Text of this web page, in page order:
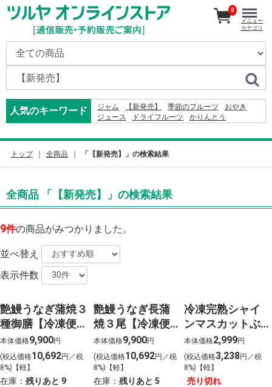
人気のキーワード ジャム 【新発売】 季節のフルーツ
おやき
ジュース
ドライフルーツ
かりんとう
オードブル
コーヒー 2027
りんごかりんとう
カレー
2024 レモン
0
メニュー
カテゴリ
トップ 全商品 「【新発売】」の検索結果
全商品 「【新発売】」の検索結果
9件の商品がみつかりました。
並べ替え
表示件数
艶鰻うなぎ蒲焼３
種御膳【冷凍便/
沖縄は別料金】
本体価格9,900円
(税込価格10,692円／税
8%)【軽】
在庫： 残りあと 9
艶鰻うなぎ長蒲
焼３尾【冷凍便/
沖縄は別料金】
本体価格9,900円
(税込価格10,692円／税
8%)【軽】
在庫： 残りあと 5
冷凍完熟シャイ
ンマスカットぶ
どう 【沖縄・
離島は除く】
本体価格2,999円
(税込価格3,238円／税
8%)【軽】
売り切れ